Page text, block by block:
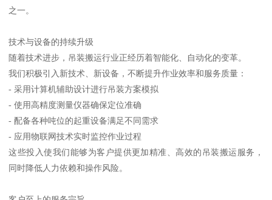
之一。
技术与设备的持续升级
随着技术进步，吊装搬运行业正经历着智能化、自动化的变革。
我们积极引入新技术、新设备，不断提升作业效率和服务质量：
- 采用计算机辅助设计进行吊装方案模拟
- 使用高精度测量仪器确保定位准确
- 配备各种吨位的起重设备满足不同需求
- 应用物联网技术实时监控作业过程
这些投入使我们能够为客户提供更加精准、高效的吊装搬运服务，
同时降低人力依赖和操作风险。